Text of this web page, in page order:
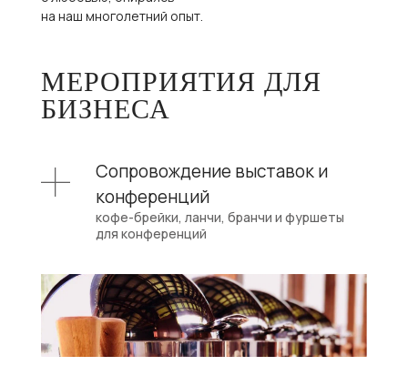
на наш многолетний опыт.
МЕРОПРИЯТИЯ ДЛЯ
БИЗНЕСА
Сопровождение выставок и
конференций
кофе-брейки, ланчи, бранчи и фуршеты
для конференций